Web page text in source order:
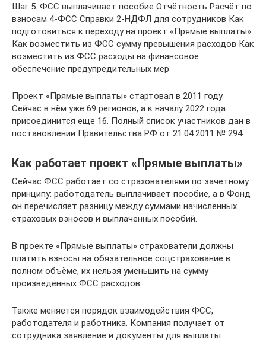
Шаг 5. ФСС выплачивает пособие Отчётность Расчёт по
взносам 4-ФСС Справки 2-НДФЛ для сотрудников Как
подготовиться к переходу на проект «Прямые выплаты»
Как возместить из ФСС сумму превышения расходов Как
возместить из ФСС расходы на финансовое
обеспечение предупредительных мер
Проект «Прямые выплаты» стартовал в 2011 году.
Сейчас в нём уже 69 регионов, а к началу 2022 года
присоединится еще 16. Полный список участников дан в
постановлении Правительства РФ от 21.04.2011 № 294.
Как работает проект «Прямые выплаты»
Сейчас ФСС работает со страхователями по зачётному
принципу: работодатель выплачивает пособие, а в Фонд
он перечисляет разницу между суммами начисленных
страховых взносов и выплаченных пособий.
В проекте «Прямые выплаты» страхователи должны
платить взносы на обязательное соцстрахование в
полном объёме, их нельзя уменьшить на сумму
произведённых ФСС расходов.
Также меняется порядок взаимодействия ФСС,
работодателя и работника. Компания получает от
сотрудника заявление и документы для выплаты